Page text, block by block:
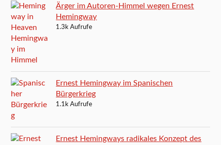
Ärger im Autoren-Himmel wegen Ernest
Hemingway
1.3k Aufrufe
Ernest Hemingway im Spanischen
Bürgerkrieg
1.1k Aufrufe
Ernest Hemingways radikales Konzept des